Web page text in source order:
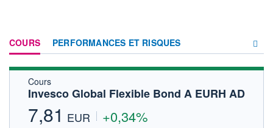
COURS PERFORMANCES ET RISQUES
Cours
Invesco Global Flexible Bond A EURH AD
7,81 EUR +0,34%